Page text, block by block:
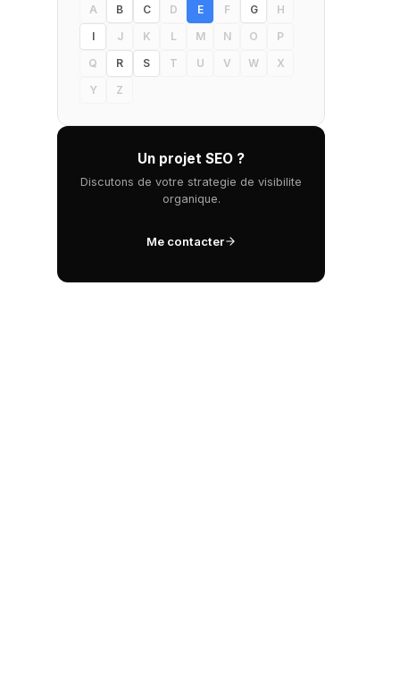
A B C D E F G
H
I
J K L M N O
P
Q
R S T U V W
X
Y
Z
Un projet SEO ?
Discutons de votre strategie de visibilite
organique.
Me contacter